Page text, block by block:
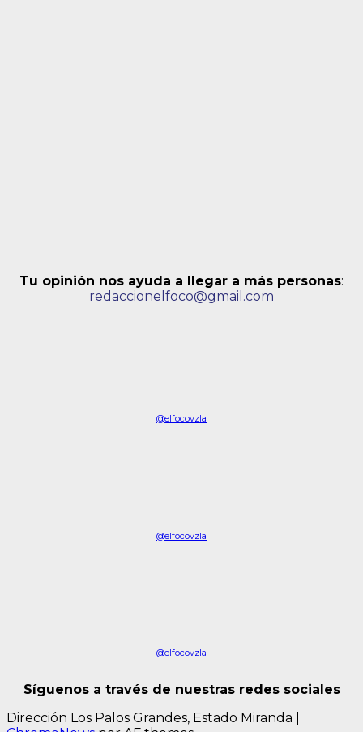
Tu opinión nos ayuda a llegar a más personas:
redaccionelfoco@gmail.com
@elfocovzla
@elfocovzla
@elfocovzla
Síguenos a través de nuestras redes sociales
Dirección Los Palos Grandes, Estado Miranda